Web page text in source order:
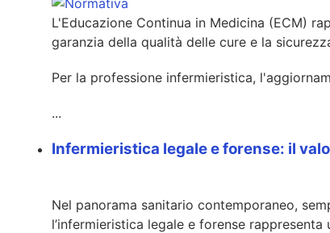
L'Educazione Continua in Medicina (ECM)
garanzia della qualità delle cure e la
Per la professione infermieristica,
...
Infermieristica legale e forense: il
Nel panorama sanitario contemporaneo,
l’infermieristica legale e forense